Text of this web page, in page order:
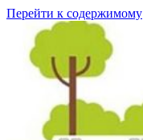
Перейти к содержимому